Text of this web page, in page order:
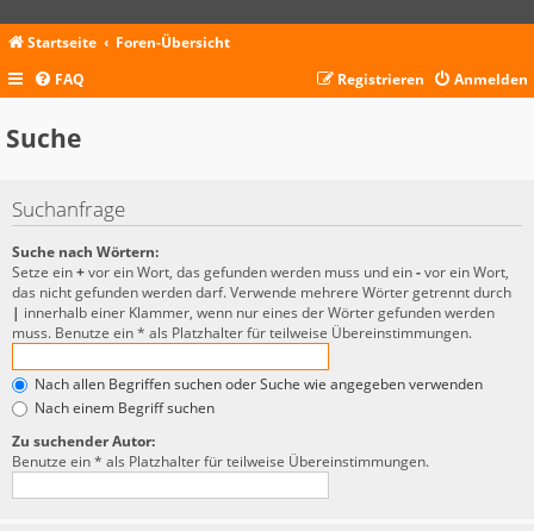
Startseite
Foren-Übersicht
FAQ
Anmelden
Registrieren
Suche
Suchanfrage
Suche nach Wörtern:
Setze ein+vor ein Wort, das gefunden werden muss und ein-vor ein Wort,
das nicht gefunden werden darf. Verwende mehrere Wörter getrennt durch
| innerhalb einer Klammer, wenn nur eines der Wörter gefunden werden
muss. Benutze ein * als Platzhalter für teilweise Übereinstimmungen.
Nach allen Begriffen suchen oder Suche wie angegeben verwenden
Nach einem Begriff suchen
Zu suchender Autor:
Benutze ein * als Platzhalter für teilweise Übereinstimmungen.